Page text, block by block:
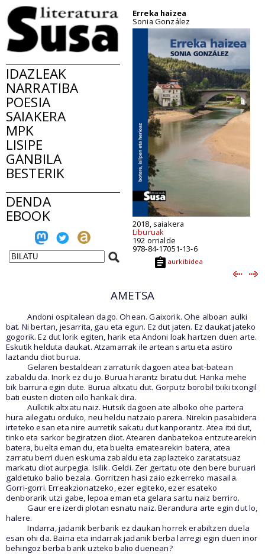
IDAZLEAK
NARRATIBA
POESIA
SAIAKERA
MPK
LISIPE
GANBILA
BESTERIK
DENDA
EBOOK
Erreka haizea
Sonia González
2018, saiakera
Liburuak
192 orrialde
978-84-17051-13-6
aurkibidea
AMETSA
Andoni ospitalean dago. Ohean. Gaixorik. Ohe alboan aulki
bat. Ni bertan, jesarrita, gau eta egun. Ez dut jaten. Ez daukat jateko
gogorik. Ez dut lorik egiten, harik eta Andoni loak hartzen duen arte.
Eskutik helduta daukat. Atzamarrak ile artean sartu eta astiro
laztandu diot burua.
Gelaren bestaldean zarraturik dagoen atea bat-batean
zabaldu da. Inork ez du jo. Burua harantz biratu dut. Hanka mehe
bik barrura egin dute. Burua altxatu dut. Gorputz borobil txiki txongil
bati eusten dioten oilo hankak dira.
Aulkitik altxatu naiz. Hutsik dagoen ate alboko ohe partera
hura ailegatu orduko, neu heldu natzaio parera. Nirekin pasabidera
irteteko esan eta nire aurretik sakatu dut kanporantz. Atea itxi dut,
tinko eta sarkor begiratzen diot. Atearen danbatekoa entzutearekin
batera, buelta eman du, eta buelta ematearekin batera, atea
zarratu berri duen eskuma zabaldu eta zaplazteko zaratatsuaz
markatu diot aurpegia. Isilik. Geldi. Zer gertatu ote den bere buruari
galdetuko balio bezala. Gorritzen hasi zaio ezkerreko masaila.
Gorri-gorri. Erreakzionatzeko, ezer egiteko, ezer esateko
denborarik utzi gabe, lepoa eman eta gelara sartu naiz berriro.
Gaur ere izerdi plotan esnatu naiz. Berandura arte egin dut lo,
halere.
Indarra, jadanik berbarik ez daukan horrek erabiltzen duela
esan ohi da. Baina eta indarrak jadanik berba larregi egin duen inor
behingoz berba barik uzteko balio duenean?